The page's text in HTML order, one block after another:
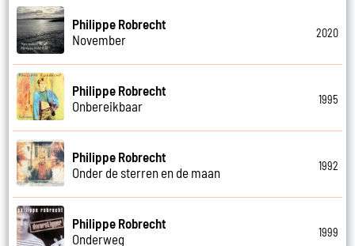
Philippe Robrecht
November
2020
Philippe Robrecht
Onbereikbaar
1995
Philippe Robrecht
Onder de sterren en de maan
1992
Philippe Robrecht
Onderweg
1999